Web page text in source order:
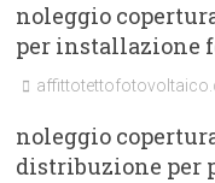
noleggio
per installazione
noleggio
distribuzione per